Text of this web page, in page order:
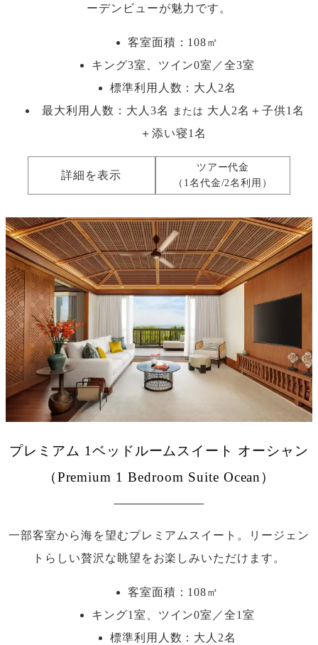
ーデンビューが魅力です。
客室面積：108㎡
キング3室、ツイン0室／全3室
標準利用人数： 大人2名
最大利用人数： 大人3名 または 大人2名＋子供1名
＋添い寝1名
詳細を表示
ツアー代金
（1名代金/2名利用）
プレミアム 1ベッドルームスイート オーシャン
（Premium 1 Bedroom Suite Ocean）
一部客室から海を望むプレミアムスイート。リージェン
トらしい贅沢な眺望をお楽しみいただけます。
客室面積：108㎡
キング1室、ツイン0室／全1室
標準利用人数： 大人2名